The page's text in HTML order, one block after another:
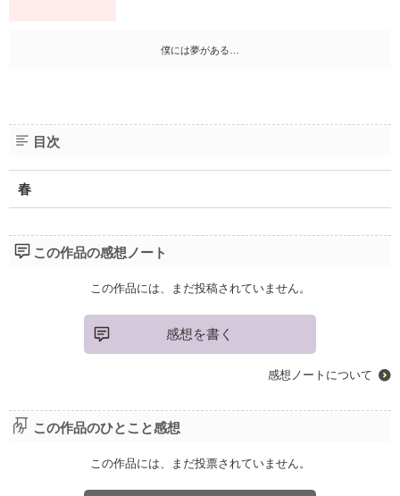
僕には夢がある…
目次
春
この作品の感想ノート
この作品には、まだ投稿されていません。
感想を書く
感想ノートについて
この作品のひとこと感想
この作品には、まだ投票されていません。